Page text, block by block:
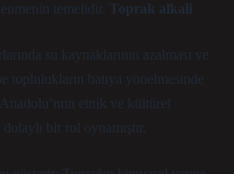
temelidir. Toprak alkali
su kaynaklarının azalması ve
toplulukların batıya yönelmesinde
etnik ve kültürel
bir rol oynamıştır.